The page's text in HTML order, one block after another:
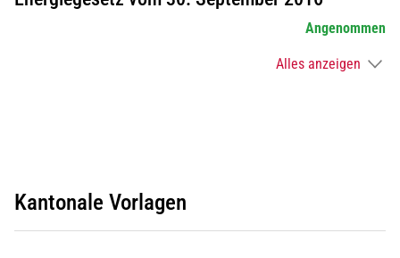
Angenommen
Alles anzeigen
Kantonale Vorlagen